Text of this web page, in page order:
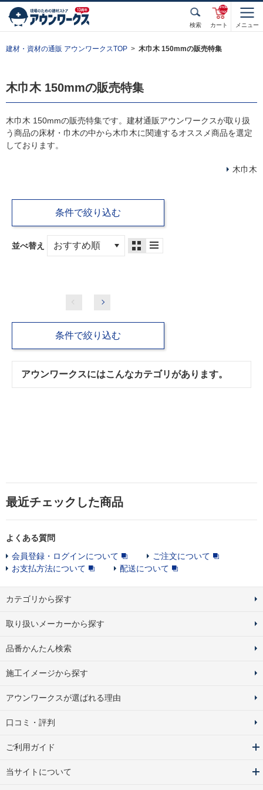
検索 カート
unde
fined
メニュー
建材・資材の通販 アウンワークスTOP 木巾木 150mmの販売特集
木巾木 150mmの販売特集
木巾木 150mmの販売特集です。建材通販アウンワークスが取り扱
う商品の床材・巾木の中から木巾木に関連するオススメ商品を選定
しております。
木巾木
条件で絞り込む
並べ替え
条件で絞り込む
アウンワークスにはこんなカテゴリがあります。
最近チェックした商品
よくある質問
会員登録・ログインについて
ご注文について
お支払方法について
配送について
カテゴリから探す
取り扱いメーカーから探す
品番かんたん検索
施工イメージから探す
アウンワークスが選ばれる理由
口コミ・評判
ご利用ガイド
当サイトについて